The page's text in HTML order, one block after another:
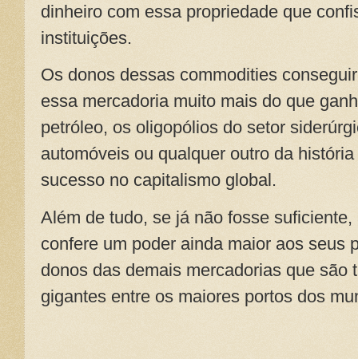
dinheiro com essa propriedade que
instituições.
Os donos dessas commodities
essa mercadoria muito mais do que
petróleo, os oligopólios do setor
automóveis ou qualquer outro da
sucesso no capitalismo global.
Além de tudo, se já não fosse
confere um poder ainda maior aos seus
donos das demais mercadorias que são
gigantes entre os maiores portos dos